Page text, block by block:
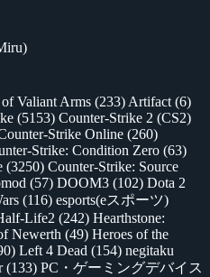
Valiant Arms (233) Artifact (6)
(5153) Counter-Strike 2 (CS2)
Strike Online (260)
Strike: Condition Zero (63)
(3250) Counter-Strike: Source
(57) DOOM3 (102) Dota 2
(116) esports(eスポーツ)
Life2 (242) Hearthstone:
Newerth (49) Heroes of the
Left 4 Dead (154) negitaku
(133) PC・ゲーミングデバイス